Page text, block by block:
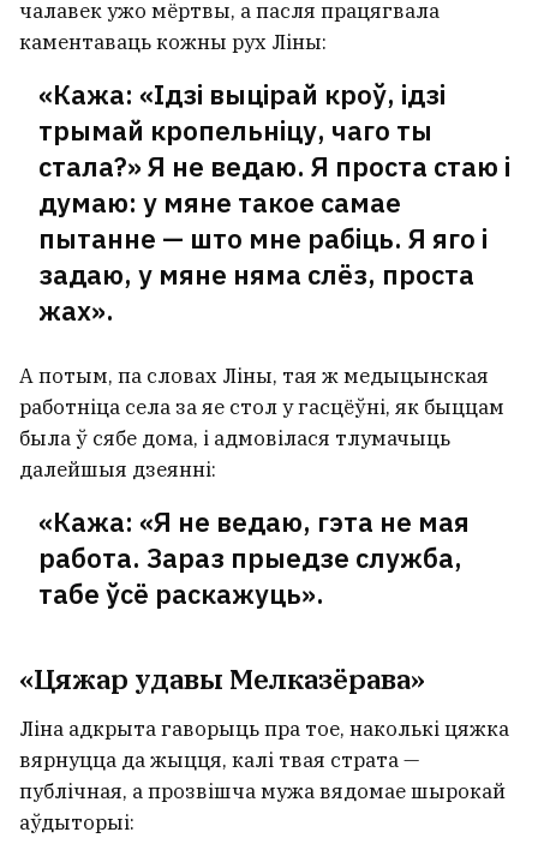
чалавек ужо мёртвы, а пасля працягвала
каментаваць кожны рух Ліны:
«Кажа: «Ідзі выцірай кроў, ідзі
трымай кропельніцу, чаго ты
стала?» Я не ведаю. Я проста стаю і
думаю: у мяне такое самае
пытанне — што мне рабіць. Я яго і
задаю, у мяне няма слёз, проста
жах».
А потым, па словах Ліны, тая ж медыцынская
работніца села за яе стол у гасцёўні, як быццам
была ў сябе дома, і адмовілася тлумачыць
далейшыя дзеянні:
«Кажа: «Я не ведаю, гэта не мая
работа. Зараз прыедзе служба,
табе ўсё раскажуць».
«Цяжар удавы Мелказёрава»
Ліна адкрыта гаворыць пра тое, наколькі цяжка
вярнуцца да жыцця, калі твая страта —
публічная, а прозвішча мужа вядомае шырокай
аўдыторыі: